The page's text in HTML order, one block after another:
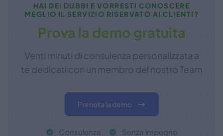
HAI DEI DUBBI E VORRESTI CONOSCERE
MEGLIO IL SERVIZIO RISERVATO AI CLIENTI?
Prova la demo gratuita
Venti minuti di consulenza personalizzata a
te dedicati con un membro del nostro Team
Prenota la demo
Consulenza
Senza impegno